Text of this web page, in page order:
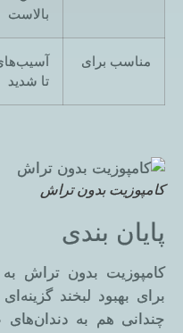
بالاست
مناسب برای
تا شدید
کامپوزیت بدون تراش
پایان بندی
کامپوزیت بدون تراش
برای بهبود لبخند
چندانی هم به